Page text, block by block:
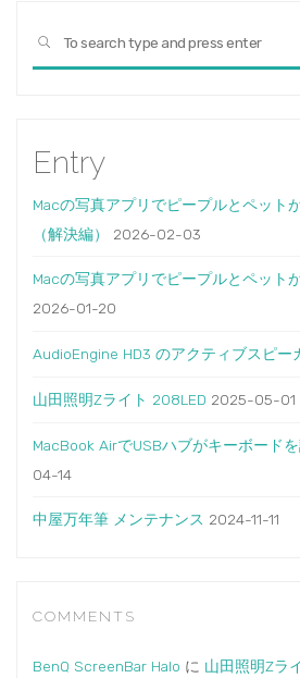
SEARCH
Entry
Macの写真アプリでピープルとペット
（解決編）
2026-02-03
Macの写真アプリでピープルとペット
2026-01-20
AudioEngine HD3 のアクティブスピー
山田照明Zライト 208LED 2025-05-01
MacBook AirでUSBハブがキーボード
04-14
中屋万年筆 メンテナンス 2024-11-11
COMMENTS
BenQ ScreenBar Halo に 山田照明Zラ